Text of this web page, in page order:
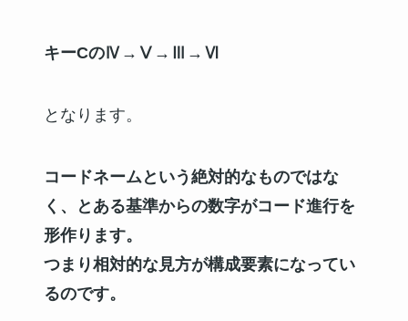
キーCのⅣ→Ⅴ→Ⅲ→Ⅵ
となります。
コードネームという絶対的なものではな
く、とある基準からの数字がコード進行を
形作ります。
つまり相対的な見方が構成要素になってい
るのです。